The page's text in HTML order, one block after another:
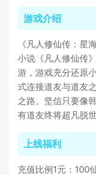
游戏介绍
《凡人修仙传：星
小说《凡人修仙传
游，游戏充分还原
式连接道友与道友
之路。坚信只要像
有道友终将超凡脱
上线福利
充值比例1元：100